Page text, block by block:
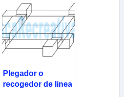
Plegador o
recogedor de linea